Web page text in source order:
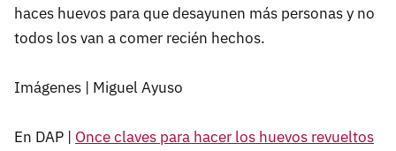
haces huevos para que desayunen más personas y no
todos los van a comer recién hechos.
Imágenes | Miguel Ayuso
En DAP | Once claves para hacer los huevos revueltos